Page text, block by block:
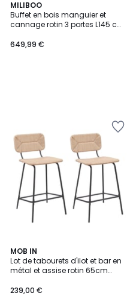
MILIBOO
Buffet en bois manguier et
cannage rotin 3 portes L145 cm
649,99 €
MOB IN
Lot de tabourets d'ilot et bar en
métal et assise rotin 65cm
239,00 €
2
Couleurs